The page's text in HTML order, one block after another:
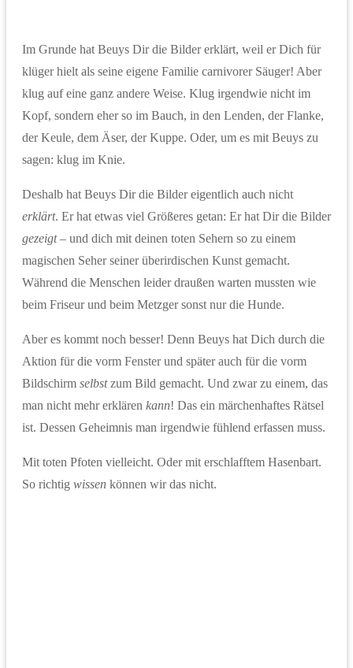
Im Grunde hat Beuys Dir die Bilder erklärt, weil er Dich für
klüger hielt als seine eigene Familie carnivorer Säuger! Aber
klug auf eine ganz andere Weise. Klug irgendwie nicht im
Kopf, sondern eher so im Bauch, in den Lenden, der Flanke,
der Keule, dem Äser, der Kuppe. Oder, um es mit Beuys zu
sagen: klug im Knie.
Deshalb hat Beuys Dir die Bilder eigentlich auch nicht
erklärt. Er hat etwas viel Größeres getan: Er hat Dir die Bilder
gezeigt– und dich mit deinen toten Sehern so zu einem
magischen Seher seiner überirdischen Kunst gemacht.
Während die Menschen leider draußen warten mussten wie
beim Friseur und beim Metzger sonst nur die Hunde.
Aber es kommt noch besser! Denn Beuys hat Dich durch die
Aktion für die vorm Fenster und später auch für die vorm
Bildschirm selbstzum Bild gemacht. Und zwar zu einem, das
man nicht mehr erklären kann! Das ein märchenhaftes Rätsel
ist. Dessen Geheimnis man irgendwie fühlend erfassen muss.
Mit toten Pfoten vielleicht. Oder mit erschlafftem Hasenbart.
So richtig wissen können wir das nicht.